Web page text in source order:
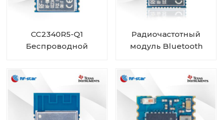
CC2340R5-Q1
Беспроводной
энергопотреблением
RF-BM-2340QB1
Радиочастотный
модуль Bluetooth
класса для
транспортных
средств